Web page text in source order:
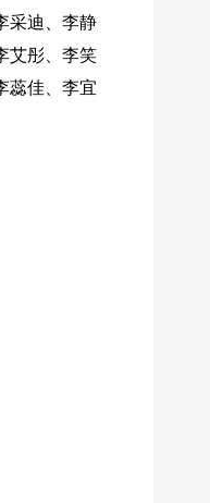
采迪、李静
艾彤、李笑
蕊佳、李宜